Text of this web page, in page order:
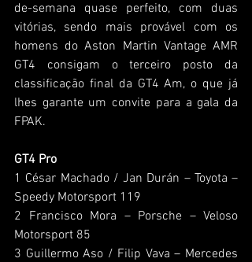
de-semana quase perfeito, com duas
vitórias, sendo mais provável com os
homens do Aston Martin Vantage AMR
GT4 consigam o terceiro posto da
classificação final da GT4 Am, o que já
lhes garante um convite para a gala da
FPAK.
GT4 Pro
1 César Machado / Jan Durán – Toyota –
Speedy Motorsport 119
2 Francisco Mora – Porsche – Veloso
Motorsport 85
3 Guillermo Aso / Filip Vava – Mercedes